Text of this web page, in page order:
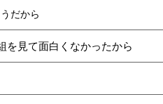
だから
を見て面白くなかったから